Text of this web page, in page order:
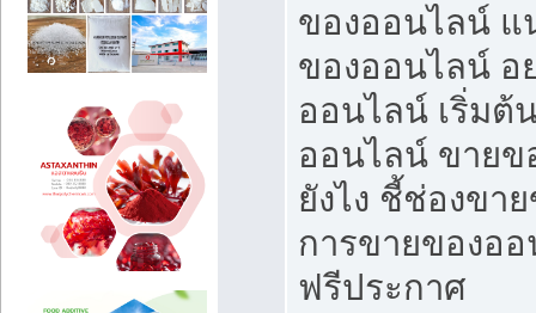
ของออนไลน์ แ
ของออนไลน์ อ
ออนไลน์ เริ่มต้
ออนไลน์ ขายข
ยังไง ชี้ช่องขา
การขายของออ
ฟรีประกาศ